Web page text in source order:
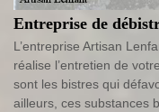
Entreprise de
L’entreprise Artisan
réalise l’entretien de
sont les bistres qui
ailleurs, ces substances